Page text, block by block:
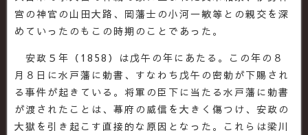
宮の神官の山田大路、岡藩士の小河一敏等との親交を深
めていったのもこの時期のことであった。
安政５年（1858）は戊午の年にあたる。この年の８
月８日に水戸藩に勅書、すなわち戊午の密勅が下賜され
る事件が起きている。将軍の臣下に当たる水戸藩に勅書
が渡されたことは、幕府の威信を大きく傷つけ、安政の
大獄を引き起こす直接的な原因となった。これらは梁川